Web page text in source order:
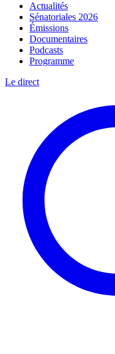
Actualités
Sénatoriales 2026
Émissions
Documentaires
Podcasts
Programme
Le direct